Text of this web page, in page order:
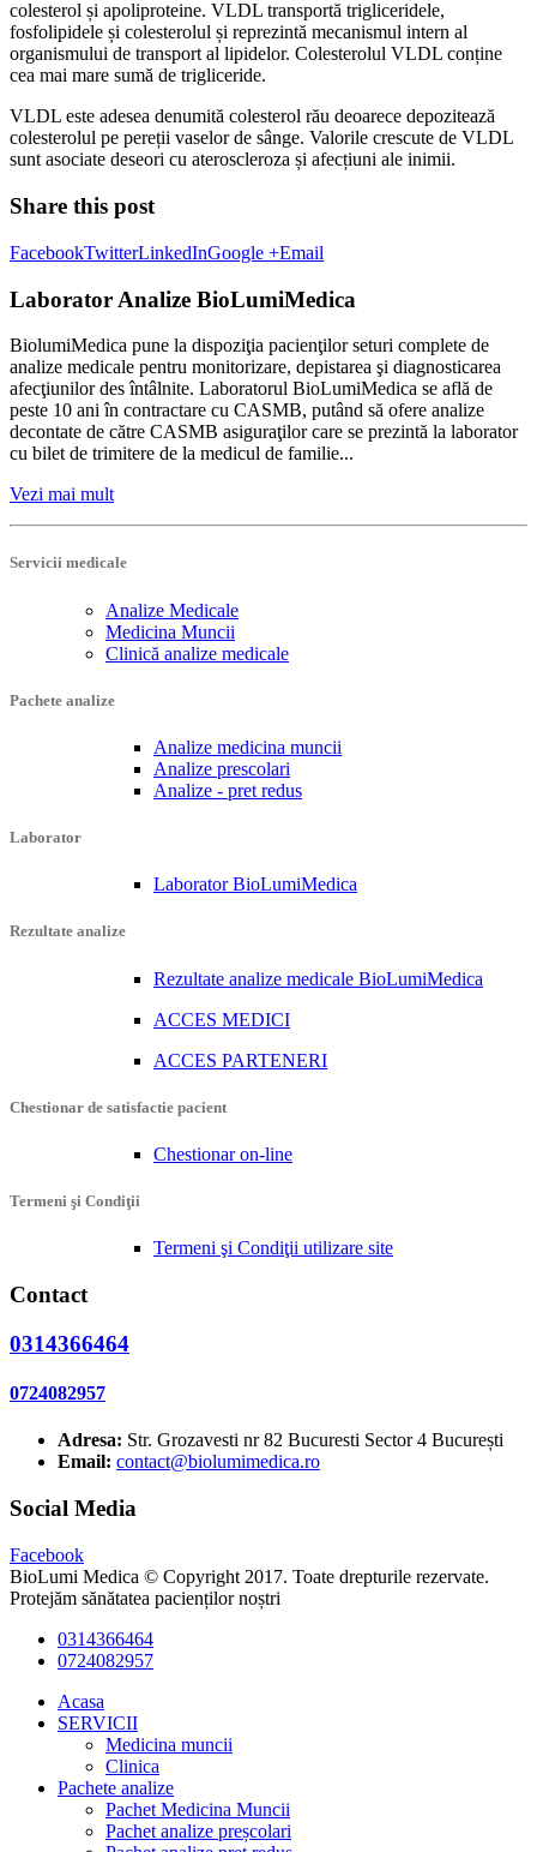
colesterol și apoliproteine. VLDL transportă trigliceridele,
fosfolipidele și colesterolul și reprezintă mecanismul intern al
organismului de transport al lipidelor. Colesterolul VLDL conține
cea mai mare sumă de trigliceride.
VLDL este adesea denumită colesterol rău deoarece depozitează
colesterolul pe pereții vaselor de sânge. Valorile crescute de VLDL
sunt asociate deseori cu ateroscleroza și afecțiuni ale inimii.
Share this post
FacebookTwitterLinkedInGoogle +Email
Laborator Analize BioLumiMedica
BiolumiMedica pune la dispoziţia pacienţilor seturi complete de
analize medicale pentru monitorizare, depistarea şi diagnosticarea
afecţiunilor des întâlnite. Laboratorul BioLumiMedica se află de
peste 10 ani în contractare cu CASMB, putând să ofere analize
decontate de către CASMB asiguraţilor care se prezintă la laborator
cu bilet de trimitere de la medicul de familie...
Vezi mai mult
Servicii medicale
Analize Medicale
Medicina Muncii
Clinică analize medicale
Pachete analize
Analize medicina muncii
Analize prescolari
Analize - pret redus
Laborator
Laborator BioLumiMedica
Rezultate analize
Rezultate analize medicale BioLumiMedica
ACCES MEDICI
ACCES PARTENERI
Chestionar de satisfactie pacient
Chestionar on-line
Termeni şi Condiţii
Termeni şi Condiţii utilizare site
Contact
0314366464
0724082957
Adresa: Str. Grozavesti nr 82 Bucuresti Sector 4 București
Email: contact@biolumimedica.ro
Social Media
Facebook
BioLumi Medica © Copyright 2017. Toate drepturile rezervate.
Protejăm sănătatea pacienților noștri
0314366464
0724082957
Acasa
SERVICII
Medicina muncii
Clinica
Pachete analize
Pachet Medicina Muncii
Pachet analize preșcolari